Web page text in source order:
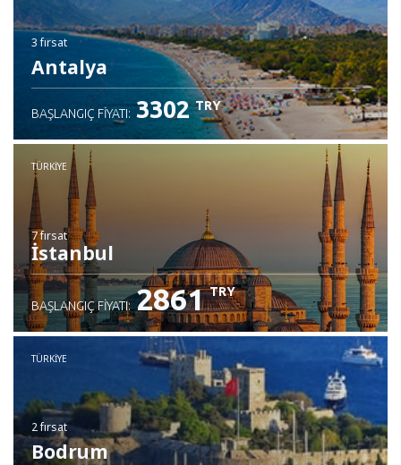
3 fırsat
Antalya
BAŞLANGIÇ FIYATI: 3302 TRY
TÜRKIYE
7 fırsat
İstanbul
BAŞLANGIÇ FIYATI: 2861 TRY
TÜRKIYE
2 fırsat
Bodrum